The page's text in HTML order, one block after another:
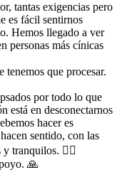
tantas exigencias pero
es fácil sentirnos
Hemos llegado a ver
personas más cínicas
tenemos que procesar.
por todo lo que
está en desconectarnos
hacer es
sentido, con las
y tranquilos. 🧘‍♂️
🙏